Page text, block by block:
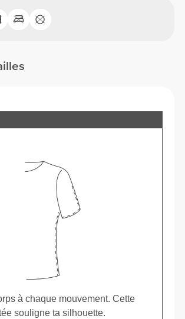
à chaque mouvement. Cette
souligne ta silhouette.